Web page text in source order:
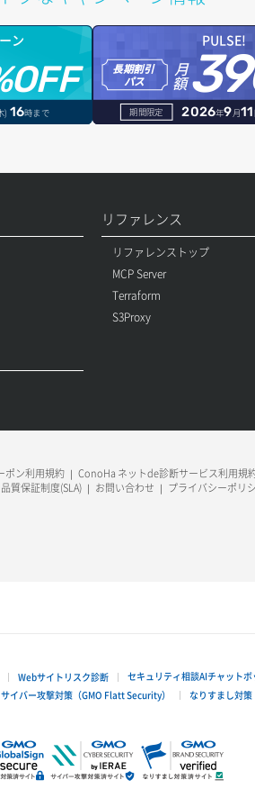
ン
) 16時まで
PULSE!
長期割引
パス
月
額
期間限定 2026年9月11
リファレンス
リファレンストップ
MCP Server
Terraform
S3Proxy
ポン利用規約 ConoHa ネットde診断サービス利用規
質保証制度(SLA) お問い合わせ プライバシーポリ
Webサイトリスク診断
セキュリティ相談AIチャットボ
サイバー攻撃対策（GMO Flatt Security） なりすまし対策